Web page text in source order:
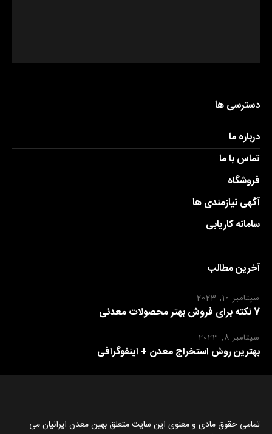
دسترسی ها
درباره ما
تماس با ما
فروشگاه
آگهی نیازمندی ها
سامانه کاریابی
آخرین مطالب
سپتامبر 10, 2023
7 نکته برای فروش بهتر محصولات معدنی
سپتامبر 8, 2023
بهترین روش استخراج معدن + اینفوگرافی
تمامی حقوق مادی و معنوی این سایت متعلق بهین معدن ایرانیان می